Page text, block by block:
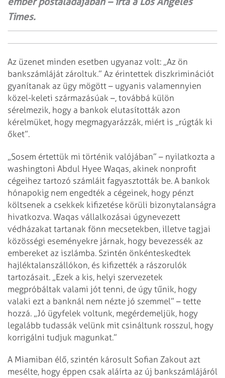
Times.
Az üzenet minden esetben ugyanaz volt: „Az ön
bankszámláját zároltuk.” Az érintettek diszkriminációt
gyanítanak az ügy mögött – ugyanis valamennyien
közel-keleti származásúak –, továbbá külön
sérelmezik, hogy a bankok elutasították azon
kérelmüket, hogy megmagyarázzák, miért is „rúgták ki
őket”.
„Sosem értettük mi történik valójában” – nyilatkozta a
washingtoni Abdul Hyee Waqas, akinek nonprofit
cégeihez tartozó számláit fagyasztották be. A bankok
hónapokig nem engedték a cégeinek, hogy pénzt
költsenek a csekkek kifizetése körüli bizonytalanságra
hivatkozva. Waqas vállalkozásai úgynevezett
védházakat tartanak fönn mecsetekben, illetve tagjai
közösségi eseményekre járnak, hogy bevezessék az
embereket az iszlámba. Szintén önkénteskedtek
hajléktalanszállókon, és kifizették a rászorulók
tartozásait. „Ezek a kis, helyi szervezetek
megpróbáltak valami jót tenni, de úgy tűnik, hogy
valaki ezt a banknál nem nézte jó szemmel” – tette
hozzá. „Jó ügyfelek voltunk, megérdemeljük, hogy
legalább tudassák velünk mit csináltunk rosszul, hogy
korrigálni tudjuk magunkat.”
A Miamiban élő, szintén károsult Sofian Zakout azt
mesélte, hogy éppen csak aláírta az új bankszámlájáról